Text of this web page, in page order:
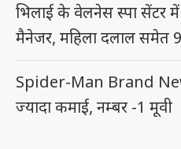
भिलाई के वेलनेस स्पा सेंटर में
मैनेजर, महिला दलाल समेत 9
Spider-Man Brand
ज्यादा कमाई, नम्बर -1 मूवी